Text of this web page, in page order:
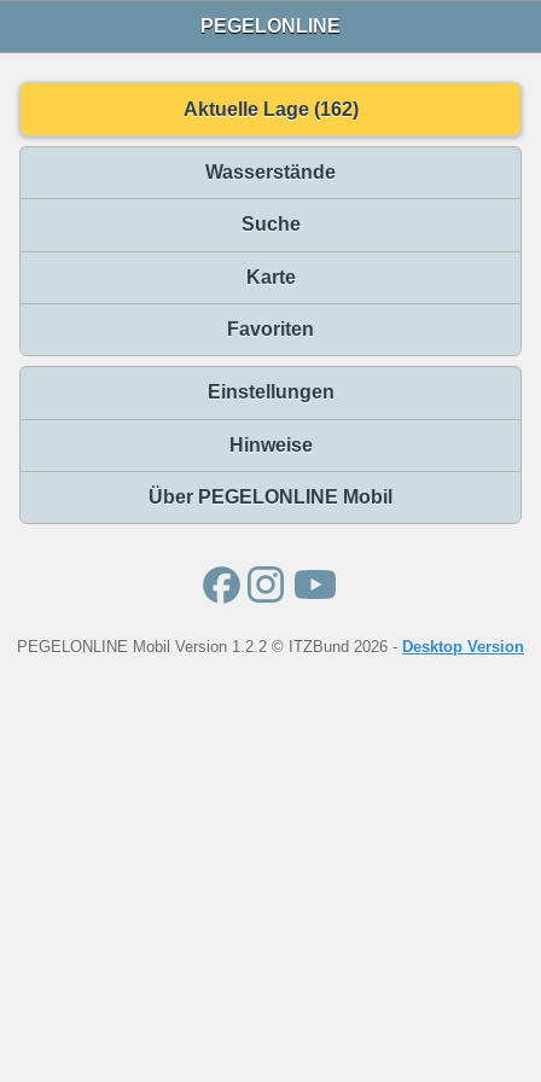
PEGELONLINE
Aktuelle Lage (162)
Wasserstände
Suche
Karte
Favoriten
Einstellungen
Hinweise
Über PEGELONLINE Mobil
PEGELONLINE Mobil Version 1.2.2 © ITZBund 2026 - Desktop Version